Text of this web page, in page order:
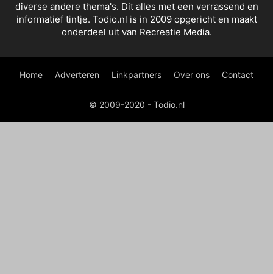
diverse andere thema's. Dit alles met een verrassend en
informatief tintje. Todio.nl is in 2009 opgericht en maakt
onderdeel uit van Recreatie Media.
Home Adverteren Linkpartners Over ons Contact
© 2009-2020 - Todio.nl